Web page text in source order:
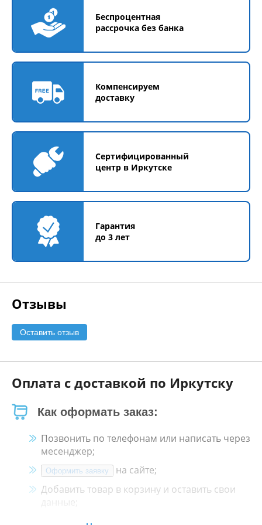
Беспроцентная
рассрочка без банка
Компенсируем
доставку
Сертифицированный
центр в Иркутске
Гарантия
до 3 лет
Отзывы
Оставить отзыв
Оплата с доставкой по Иркутску
Как оформать заказ:
Позвонить по телефонам или написать через
месенджер;
Оформить заявку
на сайте;
Добавить товар в корзину и оставить свои
данные;
Менеджер свяжется с Вами в течение 30